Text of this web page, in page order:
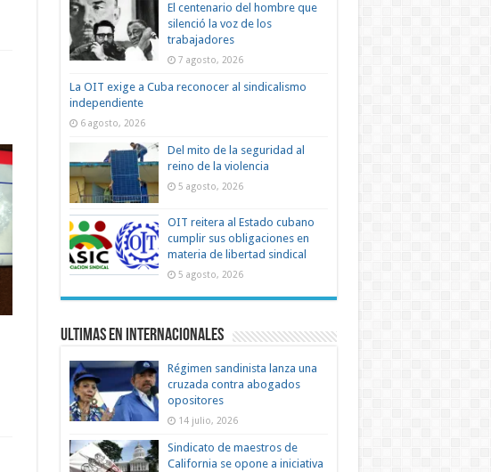
El centenario del hombre que
silenció la voz de los
trabajadores
7 agosto, 2026
La OIT exige a Cuba reconocer al sindicalismo
independiente
6 agosto, 2026
Del mito de la seguridad al
reino de la violencia
5 agosto, 2026
OIT reitera al Estado cubano
cumplir sus obligaciones en
materia de libertad sindical
5 agosto, 2026
Ultimas en Internacionales
Régimen sandinista lanza una
cruzada contra abogados
opositores
14 julio, 2026
Sindicato de maestros de
California se opone a iniciativa